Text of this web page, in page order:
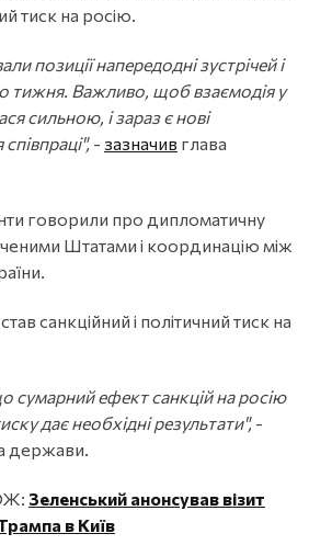
тиск на росію.
позиції напередодні зустрічей і
тижня. Важливо, щоб взаємодія у
сильною, і зараз є нові
- зазначив глава
говорили про дипломатичну
Штатами і координацію між
санкційний і політичний тиск на
сумарний ефект санкцій на росію
дає необхідні результати", -
держави.
Зеленський анонсував візит
в Київ